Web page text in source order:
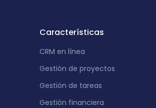
Características
CRM en línea
Gestión de proyectos
Gestión de tareas
Gestión financiera